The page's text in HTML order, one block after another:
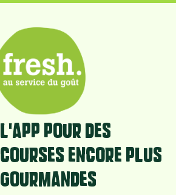
L'app pour des
courses encore plus
gourmandes